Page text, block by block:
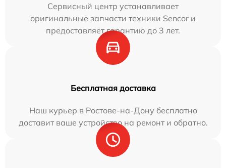
Сервисный центр устанавливает
оригинальные запчасти техники Sencor и
предоставляет гарантию до 3 лет.
Бесплатная доставка
Наш курьер в Ростове-на-Дону бесплатно
доставит ваше устройство на ремонт и обратно.